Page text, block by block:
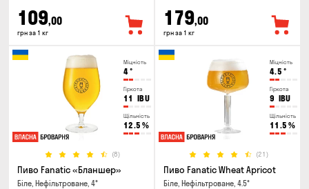
109,00
грн за 1 кг
179,00
грн за 1 кг
Міцність
4°
Гіркота
11 IBU
Щільність
12.5 %
(8)
Пиво Fanatic «Бланшер»
Біле, Нефільтроване, 4°
Міцність
4.5 °
Гіркота
9 IBU
Щільність
11.5 %
(21)
Пиво Fanatic Wheat Apricot
Біле, Нефільтроване, 4.5°